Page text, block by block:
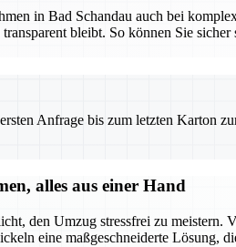
in Bad Schandau auch bei
bleibt. So können Sie
Anfrage bis zum letzten Karton
alles aus einer Hand
den Umzug stressfrei zu meistern.
eine maßgeschneiderte Lösung,